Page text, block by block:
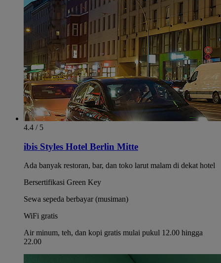
4.4 / 5
ibis Styles Hotel Berlin Mitte
Ada banyak restoran, bar, dan toko larut malam di dekat hotel
Bersertifikasi Green Key
Sewa sepeda berbayar (musiman)
WiFi gratis
Air minum, teh, dan kopi gratis mulai pukul 12.00 hingga
22.00